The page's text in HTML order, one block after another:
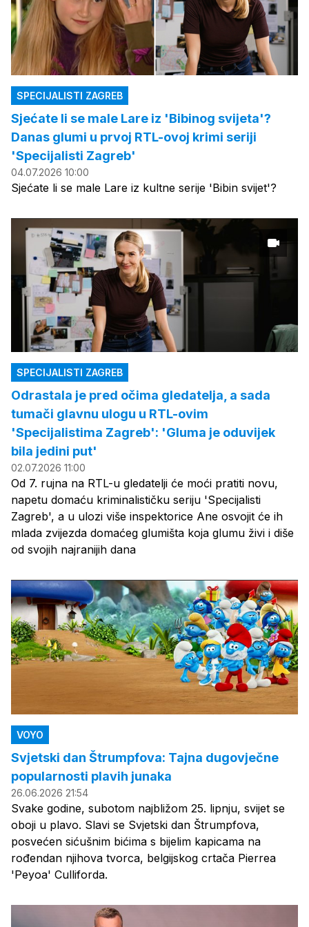
SPECIJALISTI ZAGREB
Sjećate li se male Lare iz 'Bibinog svijeta'?
Danas glumi u prvoj RTL-ovoj krimi seriji
'Specijalisti Zagreb'
04.07.2026 10:00
Sjećate li se male Lare iz kultne serije 'Bibin svijet'?
SPECIJALISTI ZAGREB
Odrastala je pred očima gledatelja, a sada
tumači glavnu ulogu u RTL-ovim
'Specijalistima Zagreb': 'Gluma je oduvijek
bila jedini put'
02.07.2026 11:00
Od 7. rujna na RTL-u gledatelji će moći pratiti novu,
napetu domaću kriminalističku seriju 'Specijalisti
Zagreb', a u ulozi više inspektorice Ane osvojit će ih
mlada zvijezda domaćeg glumišta koja glumu živi i diše
od svojih najranijih dana
VOYO
Svjetski dan Štrumpfova: Tajna dugovječne
popularnosti plavih junaka
26.06.2026 21:54
Svake godine, subotom najbližom 25. lipnju, svijet se
oboji u plavo. Slavi se Svjetski dan Štrumpfova,
posvećen sićušnim bićima s bijelim kapicama na
rođendan njihova tvorca, belgijskog crtača Pierrea
'Peyoa' Culliforda.